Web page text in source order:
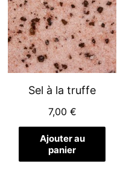
Sel à la truffe
7,00 €
Ajouter au
panier